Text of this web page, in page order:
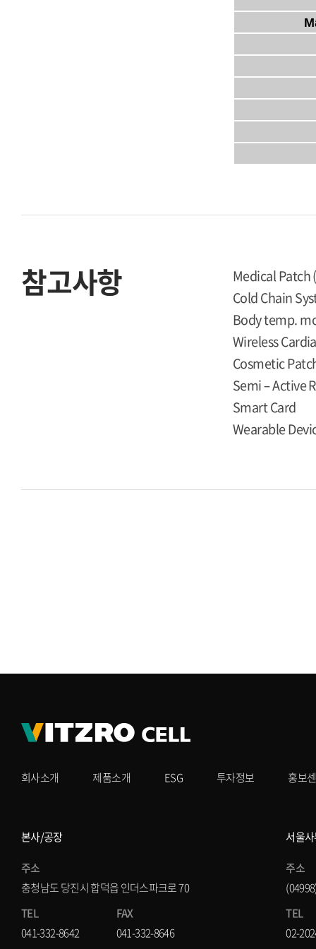
참고사항
Medical
Cold Chain
Body temp.
Wireless
Cosmetic
Semi – Active
Smart Card
Wearable
회사소개 제품소개 ESG 투자정보 홍보
본사/공장
주소
충청남도 당진시 합덕읍 인더스파크로 70
TEL
041-332-8642
FAX
041-332-8646
서울
주소
TEL
02-